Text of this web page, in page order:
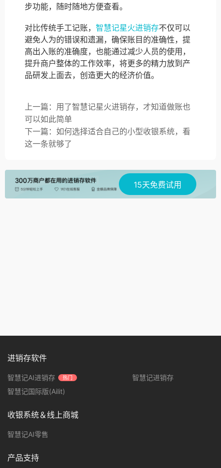
步功能，随时随地方便查看。
对比传统手工记账， 智慧记星火进销存不仅可以
避免人为的错误和遗漏，确保账目的准确性，提
高出入账的准确度，也能通过减少人员的使用，
提升商户整体的工作效率，将更多的精力放到产
品研发上面去，创造更大的经济价值。
上一篇：用了智慧记星火进销存，才知道做账也
可以如此简单
下一篇：如何选择适合自己的小型收银系统，看
这一条就够了
15天免费试用
进销存软件
智慧记AI进销存 热门
智慧记进销存
智慧记国际版(Ailit)
收银系统＆线上商城
智慧记AI零售
产品支持